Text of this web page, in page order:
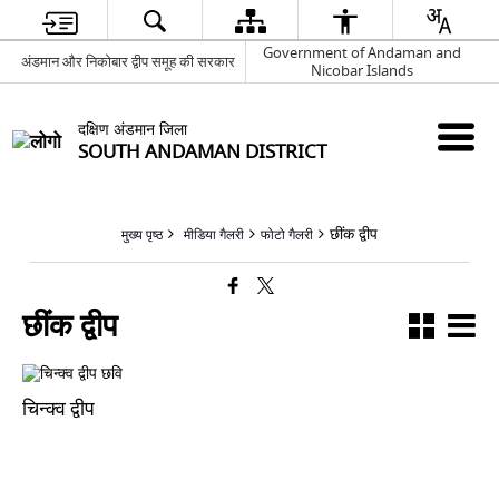
अंडमान और निकोबार द्वीप समूह की सरकार
Government of Andaman and
Nicobar Islands
दक्षिण अंडमान जिला
SOUTH ANDAMAN DISTRICT
मुख्य पृष्ठ मीडिया गैलरी फोटो गैलरी छींक द्वीप
छींक द्वीप
चिन्क्व द्वीप